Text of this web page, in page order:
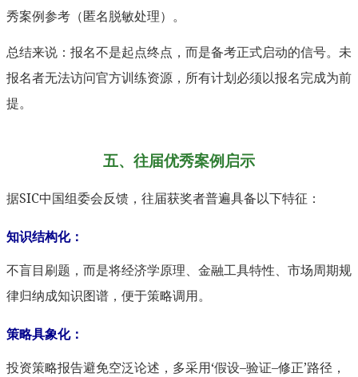
秀案例参考（匿名脱敏处理）。
总结来说：报名不是起点终点，而是备考正式启动的信号。未
报名者无法访问官方训练资源，所有计划必须以报名完成为前
提。
五、往届优秀案例启示
据SIC中国组委会反馈，往届获奖者普遍具备以下特征：
知识结构化：
不盲目刷题，而是将经济学原理、金融工具特性、市场周期规
律归纳成知识图谱，便于策略调用。
策略具象化：
投资策略报告避免空泛论述，多采用‘假设–验证–修正’路径，